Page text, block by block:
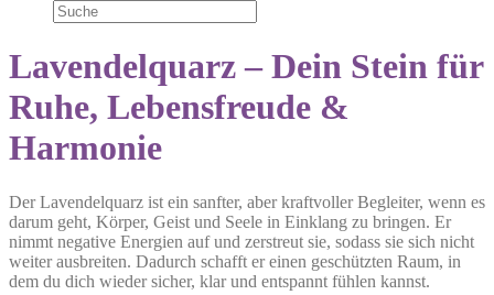
Lavendelquarz – Dein Stein für
Ruhe, Lebensfreude &
Harmonie
Der Lavendelquarz ist ein sanfter, aber kraftvoller Begleiter, wenn es
darum geht, Körper, Geist und Seele in Einklang zu bringen. Er
nimmt negative Energien auf und zerstreut sie, sodass sie sich nicht
weiter ausbreiten. Dadurch schafft er einen geschützten Raum, in
dem du dich wieder sicher, klar und entspannt fühlen kannst.